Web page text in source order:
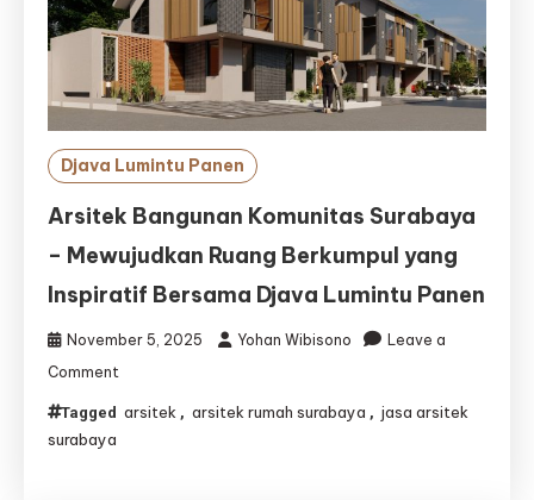
Desain
&
Pembangunan
Kolam
Impian
Anda
Djava Lumintu Panen
Arsitek Bangunan Komunitas Surabaya
– Mewujudkan Ruang Berkumpul yang
Inspiratif Bersama Djava Lumintu Panen
November 5, 2025 Yohan Wibisono
Leave a
Comment
Bangunan
Tagged arsitek , arsitek rumah surabaya , jasa arsitek
surabaya